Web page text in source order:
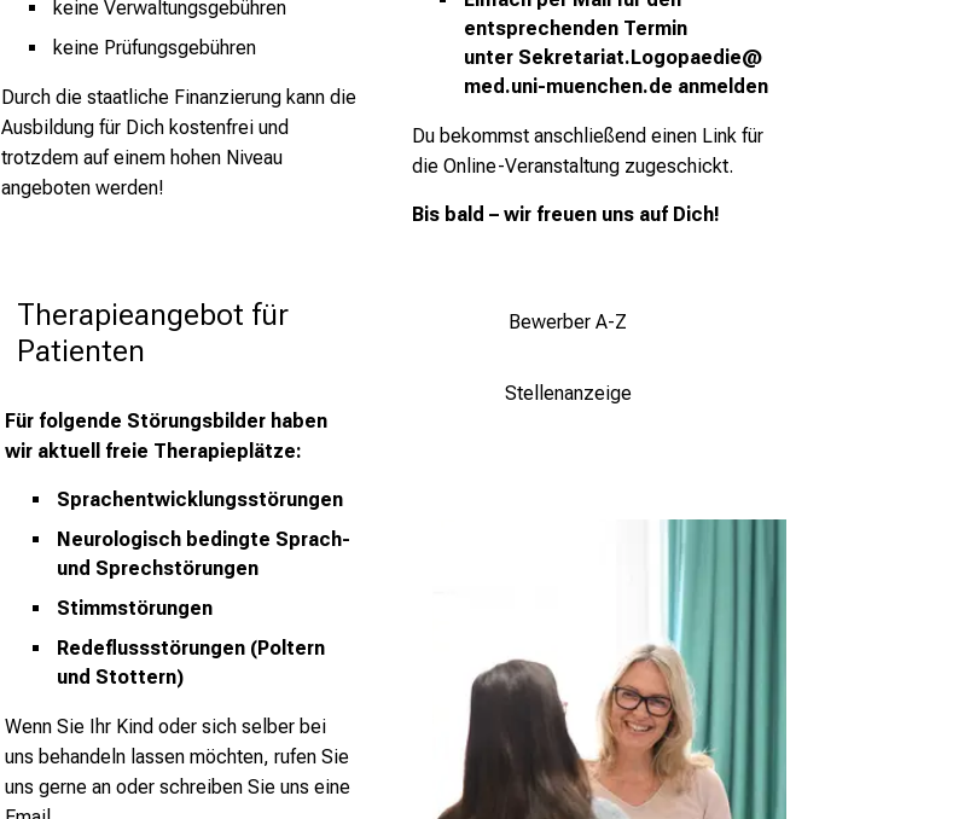
keine Verwaltungsgebühren
keine Prüfungsgebühren
Durch die staatliche Finanzierung kann die
Ausbildung für Dich kostenfrei und
trotzdem auf einem hohen Niveau
angeboten werden!
entsprechenden Termin
unter Sekretariat.Logopaedie@
med.uni-muenchen.de anmelden
Du bekommst anschließend einen Link für
die Online-Veranstaltung zugeschickt.
Bis bald – wir freuen uns auf Dich!
Therapieangebot für
Patienten
Für folgende Störungsbilder haben
wir aktuell freie Therapieplätze:
Sprachentwicklungsstörungen
Neurologisch bedingte Sprach-
und Sprechstörungen
Stimmstörungen
Redeflussstörungen (Poltern
und Stottern)
Wenn Sie Ihr Kind oder sich selber bei
uns behandeln lassen möchten, rufen Sie
uns gerne an oder schreiben Sie uns eine
Bewerber A-Z
Stellenanzeige